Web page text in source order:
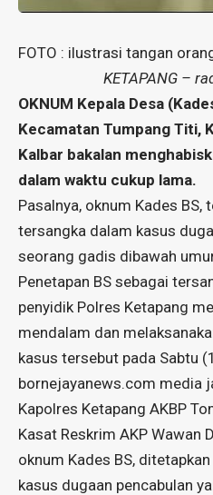
FOTO : ilustrasi tangan
KETAPANG –
OKNUM Kepala Desa
Kecamatan Tumpang Titi,
Kalbar bakalan
dalam waktu cukup lama.
Pasalnya, oknum Kades
tersangka dalam kasus
seorang gadis dibawah
Penetapan BS sebagai
penyidik Polres Ketapang
mendalam dan
kasus tersebut pada Sabtu
bornejayanews.com media
Kapolres Ketapang AKBP
Kasat Reskrim AKP Wawan
oknum Kades BS,
kasus dugaan pencabulan